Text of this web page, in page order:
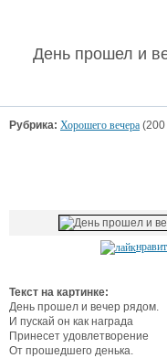
День прошел и
Рубрика: Хорошего вечера
Текст на картинке:
День прошел и вечер рядом.
И пускай он как награда
Принесет удовлетворение
От прошедшего денька.